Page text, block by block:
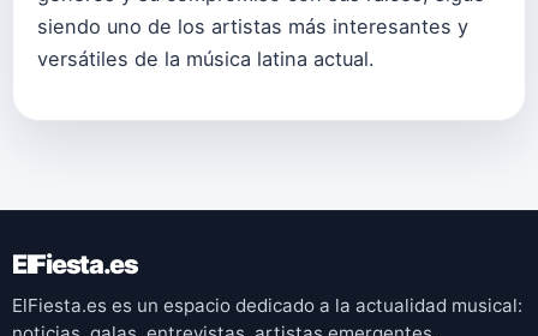
siendo uno de los artistas más interesantes y
versátiles de la música latina actual.
ElFiesta.es
ElFiesta.es es un espacio dedicado a la actualidad musical: